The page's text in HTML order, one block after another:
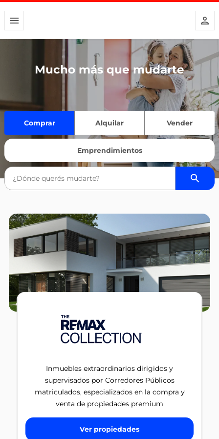
Mucho más que mudarte
Comprar Alquilar Vender
Emprendimientos
Inmuebles extraordinarios dirigidos y
supervisados por Corredores Públicos
matriculados, especializados en la compra y
venta de propiedades premium
Ver propiedades